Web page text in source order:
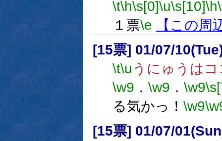
\t\h\s[0]\u\s[10]\h
１票\e
【この周
[15票] 01/07/
\t\u うにゅうはコ
\w9 ． \w9 ． \w9
る気かっ！ \w9
[15票] 01/07/